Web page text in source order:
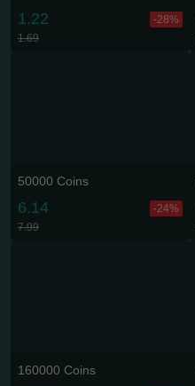
1.22
-28%
1.69
50000 Coins
6.14
-24%
7.99
160000 Coins